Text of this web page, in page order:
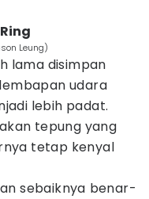
Leung)
lama disimpan
udara
lebih padat.
tepung yang
tetap kenyal
sebaiknya benar-